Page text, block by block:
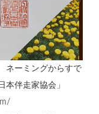
ネーミングからすで
本伴走家協会」